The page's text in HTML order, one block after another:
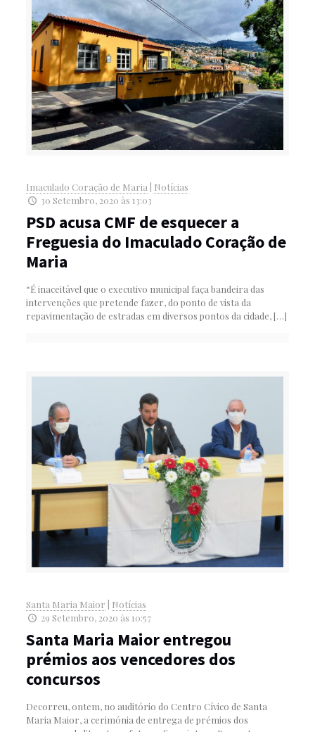
Imaculado Coração de Maria
Notícias
30 Setembro, 2020 às 13:03
PSD acusa CMF de esquecer a
Freguesia do Imaculado Coração de
Maria
“É inaceitável que o executivo municipal faça bandeira das
intervenções que pretende fazer, do ponto de vista da
repavimentação de estradas em diversos pontos da cidade,[…]
Santa Maria Maior
Notícias
29 Setembro, 2020 às 10:57
Santa Maria Maior entregou
prémios aos vencedores dos
concursos
Decorreu, ontem, no auditório do Centro Cívico de Santa
Maria Maior, a cerimónia de entrega de prémios dos